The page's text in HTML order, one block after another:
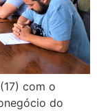
com o
do